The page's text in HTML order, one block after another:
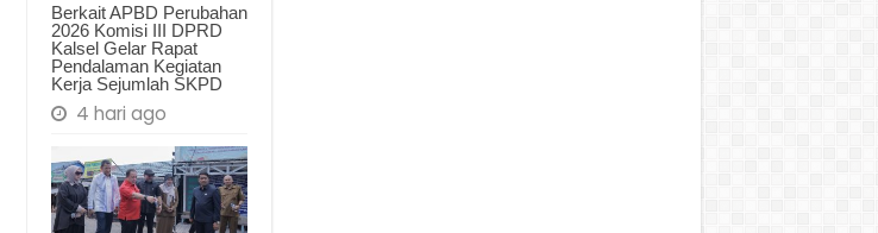
Berkait APBD Perubahan
2026 Komisi III DPRD
Kalsel Gelar Rapat
Pendalaman Kegiatan
Kerja Sejumlah SKPD
4 hari ago